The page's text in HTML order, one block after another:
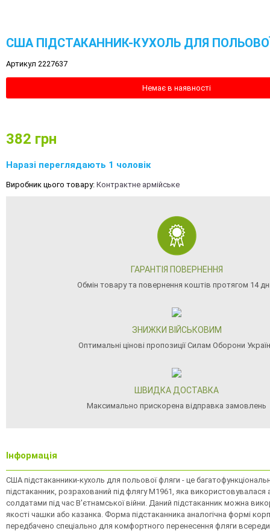
США ПІДСТАКАННИК-КУХОЛЬ ДЛЯ
Артикул 2227637
Немає в наявності
382 грн
Наразі переглядають 1 чоловік
Виробник цього товару: Контрактне армійське
ГАРАНТІЯ ПОВЕРНЕННЯ
Обмін товару та повернення коштів протягом 14
ЗНИЖКИ ВІЙСЬКОВИМ
Оптимальні цінові пропозиції Силам Оборони
ШВИДКА ДОСТАВКА
Максимально прискорена відправка замовлень
Інформація
США підстаканники-кухоль для польової фляги - це
підстаканник, розрахований під флягу M1961, яка
солдатами під час В'єтнамської війни. Даний підстаканник можна
якості чашки або казанка. Форма підстаканника аналогічна формі
передбачено спеціально для комфортного перенесення фляги